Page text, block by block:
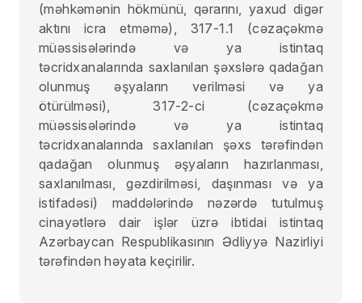
(məhkəmənin hökmünü, qərarını, yaxud digər
aktını icra etməmə), 317-1.1 (cəzaçəkmə
müəssisələrində və ya istintaq
təcridxanalarında saxlanılan şəxslərə qadağan
olunmuş əşyaların verilməsi və ya
ötürülməsi), 317-2-ci (cəzaçəkmə
müəssisələrində və ya istintaq
təcridxanalarında saxlanılan şəxs tərəfindən
qadağan olunmuş əşyaların hazırlanması,
saxlanılması, gəzdirilməsi, daşınması və ya
istifadəsi) maddələrində nəzərdə tutulmuş
cinayətlərə dair işlər üzrə ibtidai istintaq
Azərbaycan Respublikasının Ədliyyə Nazirliyi
tərəfindən həyata keçirilir.